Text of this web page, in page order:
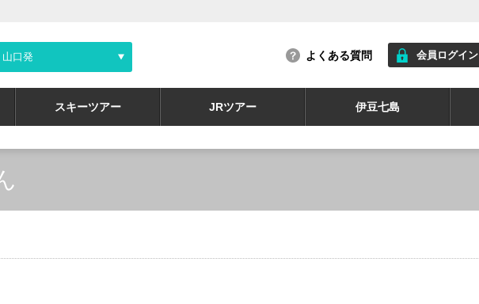
山口発 よくある質問 会員ログイン
スキーツアー JRツアー 伊豆七島